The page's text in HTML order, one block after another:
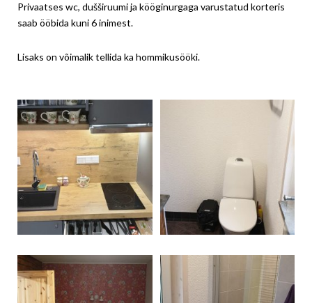
Privaatses wc, dušširuumi ja kööginurgaga varustatud korteris
saab ööbida kuni 6 inimest.
Lisaks on võimalik tellida ka hommikusööki.